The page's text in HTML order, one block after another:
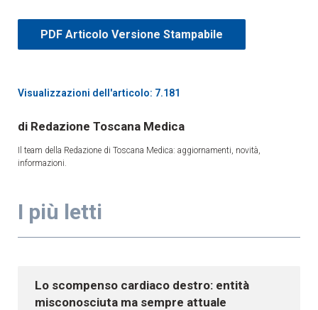
PDF Articolo Versione Stampabile
Visualizzazioni dell'articolo: 7.181
Redazione Toscana Medica
Il team della Redazione di Toscana Medica: aggiornamenti, novità,
informazioni.
I più letti
Lo scompenso cardiaco destro: entità
misconosciuta ma sempre attuale